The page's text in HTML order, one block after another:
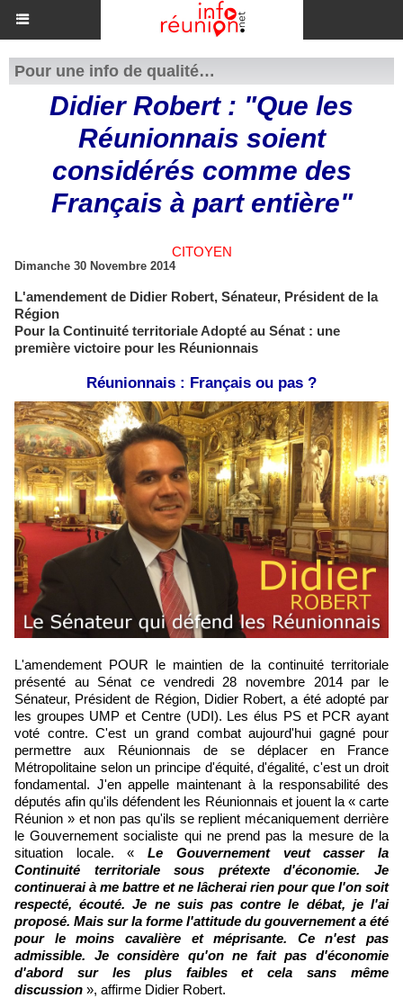
Pour une info de qualité…
Didier Robert : "Que les
Réunionnais soient
considérés comme des
Français à part entière"
CITOYEN
Dimanche 30 Novembre 2014
L'amendement de Didier Robert, Sénateur, Président de la
Région
Pour la Continuité territoriale Adopté au Sénat : une
première victoire pour les Réunionnais
Réunionnais : Français ou pas ?
L'amendement POUR le maintien de la continuité territoriale
présenté au Sénat ce vendredi 28 novembre 2014 par le
Sénateur, Président de Région, Didier Robert, a été adopté par
les groupes UMP et Centre (UDI). Les élus PS et PCR ayant
voté contre. C'est un grand combat aujourd'hui gagné pour
permettre aux Réunionnais de se déplacer en France
Métropolitaine selon un principe d'équité, d'égalité, c'est un droit
fondamental. J'en appelle maintenant à la responsabilité des
députés afin qu'ils défendent les Réunionnais et jouent la « carte
Réunion » et non pas qu'ils se replient mécaniquement derrière
le Gouvernement socialiste qui ne prend pas la mesure de la
situation locale. «Le Gouvernement veut casser la
Continuité territoriale sous prétexte d'économie. Je
continuerai à me battre et ne lâcherai rien pour que l'on soit
respecté, écouté. Je ne suis pas contre le débat, je l'ai
proposé. Mais sur la forme l'attitude du gouvernement a été
pour le moins cavalière et méprisante. Ce n'est pas
admissible. Je considère qu'on ne fait pas d'économie
d'abord sur les plus faibles et cela sans même
discussion », affirme Didier Robert.